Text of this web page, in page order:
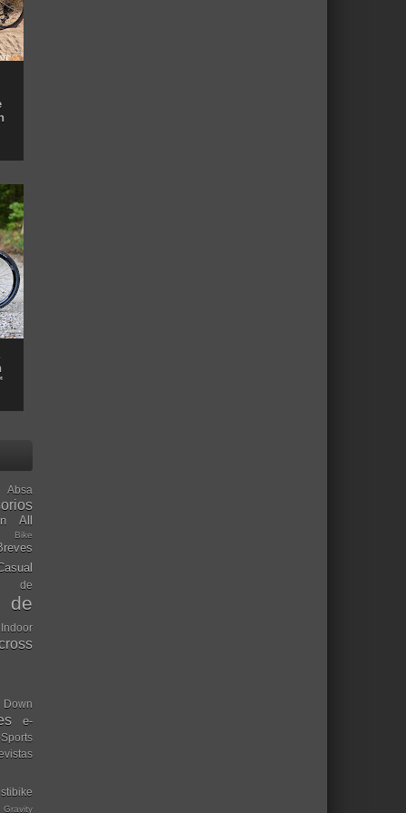
Absa
All
Bike
de
de
Down
e-
Gravity